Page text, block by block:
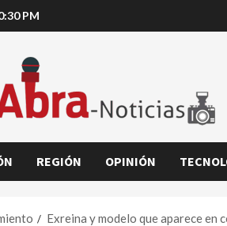
PM
REGIÓN OPINIÓN
Exreina y modelo que aparece en